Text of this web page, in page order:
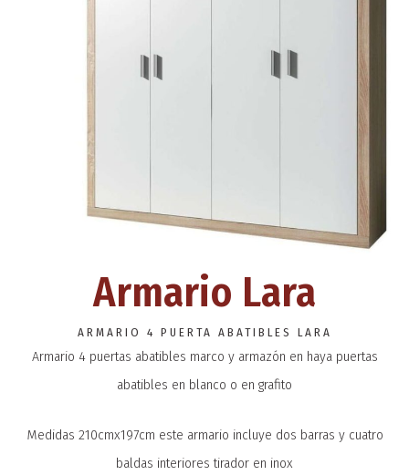
Armario Lara
ARMARIO 4 PUERTA ABATIBLES LARA
Armario 4 puertas abatibles marco y armazón en haya puertas
abatibles en blanco o en grafito
Medidas 210cmx197cm este armario incluye dos barras y cuatro
baldas interiores tirador en inox